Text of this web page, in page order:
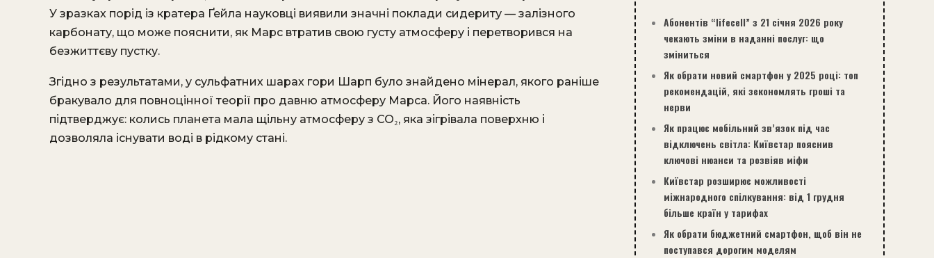
У зразках порід із кратера Ґейла науковці виявили значні поклади сидериту — залізного
карбонату, що може пояснити, як Марс втратив свою густу атмосферу і перетворився на
безжиттєву пустку.
Згідно з результатами, у сульфатних шарах гори Шарп було знайдено мінерал, якого раніше
бракувало для повноцінної теорії про давню атмосферу Марса. Його наявність
підтверджує: колись планета мала щільну атмосферу з CO₂, яка зігрівала поверхню і
дозволяла існувати воді в рідкому стані.
Абонентів “lifecell” з 21 січня 2026 року
чекають зміни в наданні послуг: що
зміниться
Як обрати новий смартфон у 2025 році: топ
рекомендацій, які зекономлять гроші та
нерви
Як працює мобільний зв’язок під час
відключень світла: Київстар пояснив
ключові нюанси та розвіяв міфи
Київстар розширює можливості
міжнародного спілкування: від 1 грудня
більше країн у тарифах
Як обрати бюджетний смартфон, щоб він не
поступався дорогим моделям